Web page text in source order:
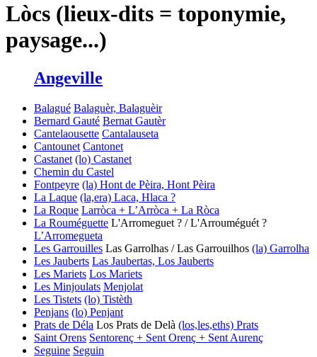
Lòcs (lieux-dits = toponymie,
paysage...)
Angeville
Balagué Balaguèr, Balaguèir
Bernard Gauté Bernat Gautèr
Cantelaousette Cantalauseta
Cantounet Cantonet
Castanet (lo) Castanet
Chemin du Castel
Fontpeyre (la) Hont de Pèira, Hont Pèira
La Laque (la,era) Laca, Hlaca ?
La Roque Larròca + L’Arròca + La Ròca
La Rouméguette L'Arromeguet ? / L'Arrouméguét ?
L’Arromegueta
Les Garrouilles Las Garrolhas / Las Garrouilhos (la) Garrolha
Les Jauberts Las Jaubertas, Los Jauberts
Les Mariets Los Mariets
Les Minjoulats Menjolat
Les Tistets (lo) Tistèth
Penjans (lo) Penjant
Prats de Déla Los Prats de Delà (los,les,eths) Prats
Saint Orens Sentorenç + Sent Orenç + Sent Aurenç
Seguine Seguin